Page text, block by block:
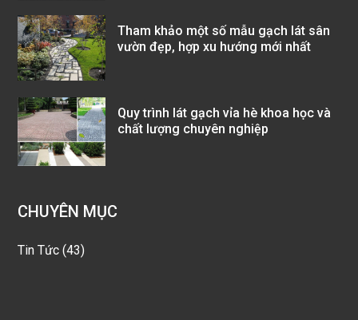
Tham khảo một số mẫu gạch lát sân
vườn đẹp, hợp xu hướng mới nhất
Quy trình lát gạch vỉa hè khoa học và
chất lượng chuyên nghiệp
CHUYÊN MỤC
Tin Tức (43)